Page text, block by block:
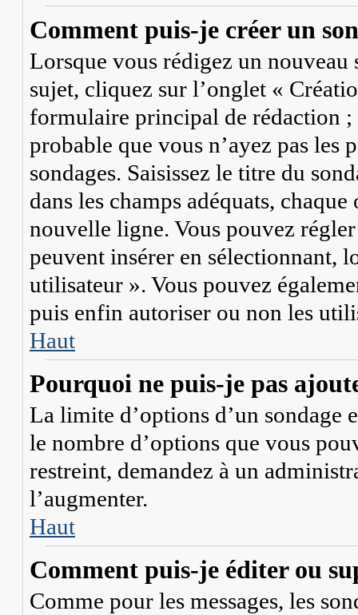
Comment puis-je créer un
Lorsque vous rédigez un nouveau
sujet, cliquez sur l’onglet «
formulaire principal de rédaction ;
probable que vous n’ayez pas les
sondages. Saisissez le titre du
dans les champs adéquats,
nouvelle ligne. Vous pouvez
peuvent insérer en sélectionnant,
utilisateur ». Vous pouvez
puis enfin autoriser ou non les
Haut
Pourquoi ne puis-je pas
La limite d’options d’un sondage
le nombre d’options que vous
restreint, demandez à un
l’augmenter.
Haut
Comment puis-je éditer ou
Comme pour les messages, les